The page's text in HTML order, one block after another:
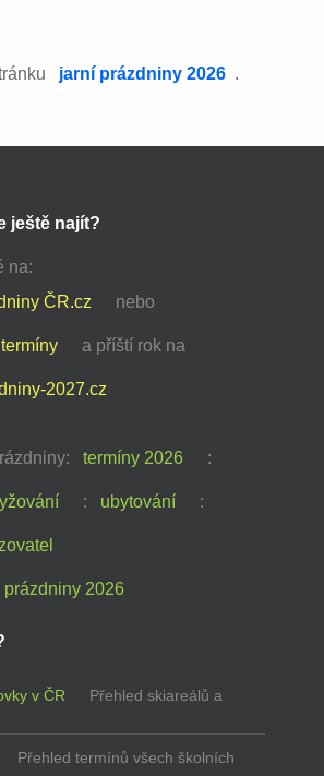
jarní prázdniny 2026 .
ještě najít?
na:
ČR.cz
nebo
a příští rok na
2027.cz
termíny 2026 :
lyžování : ubytování :
v ČR
Přehled skiareálů a
Přehled termínů všech školních